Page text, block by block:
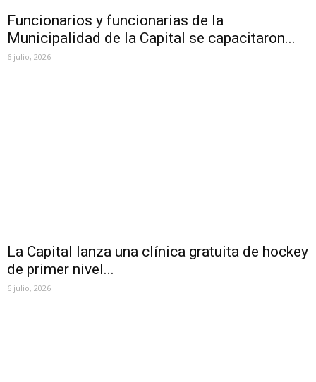
Funcionarios y funcionarias de la
Municipalidad de la Capital se capacitaron...
6 julio, 2026
La Capital lanza una clínica gratuita de hockey
de primer nivel...
6 julio, 2026